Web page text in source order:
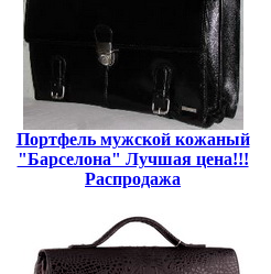
Портфель мужской кожаный
"Барселона" Лучшая цена!!!
Распродажа